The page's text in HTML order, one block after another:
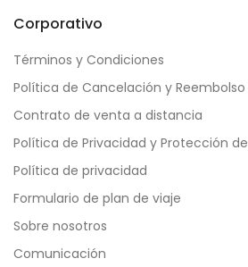
Corporativo
Términos y Condiciones
Política de Cancelación y Reembolso
Contrato de venta a distancia
Política de Privacidad y Protección
Política de privacidad
Formulario de plan de viaje
Sobre nosotros
Comunicación